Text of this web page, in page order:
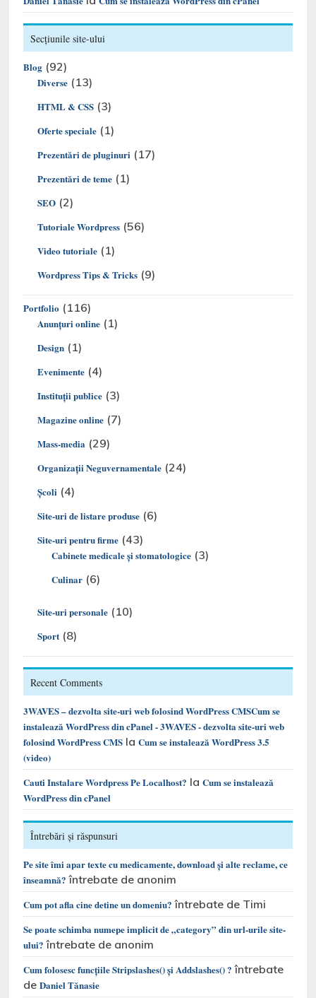
Secțiunile site-ului
Blog (92)
Diverse (13)
HTML & CSS (3)
Oferte speciale (1)
Prezentări de pluginuri (17)
Prezentări de teme (1)
SEO (2)
Tutoriale Wordpress (56)
Video tutoriale (1)
Wordpress Tips & Tricks (9)
Portfolio (116)
Anunțuri online (1)
Design (1)
Evenimente (4)
Instituții publice (3)
Magazine online (7)
Mass-media (29)
Organizaţii Neguvernamentale (24)
Şcoli (4)
Site-uri de listare produse (6)
Site-uri pentru firme (43)
Cabinete medicale și stomatologice (3)
Culinar (6)
Site-uri personale (10)
Sport (8)
Recent Comments
3WAVES – dezvolta site-uri web folosind WordPress CMSCum se
instalează WordPress din cPanel - 3WAVES - dezvolta site-uri web
folosind WordPress CMS laCum se instalează WordPress 3.5
(video)
Cauti Instalare Wordpress Pe Localhost? laCum se instalează
WordPress din cPanel
Întrebări și răspunsuri
Pe site îmi apar texte cu medicamente, download și alte reclame, ce
înseamnă? întrebate de anonim
Cum pot afla cine detine un domeniu? întrebate de Timi
Se poate schimba numepe implicit de „category” din url-urile site-
ului? întrebate de anonim
Cum folosesc funcțiile Stripslashes() și Addslashes() ? întrebate
deDaniel Tănasie